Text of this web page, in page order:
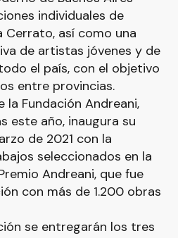
individuales de
así como una
de artistas jóvenes y de
el país, con el objetivo
entre provincias.
la Fundación Andreani,
este año, inaugura su
de 2021 con la
seleccionados en la
Andreani, que fue
con más de 1.200 obras
se entregarán los tres